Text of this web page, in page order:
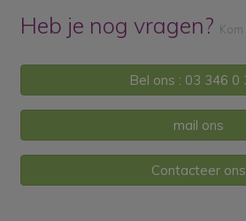
Heb je nog vragen?
Bel ons : 03 346 0
mail ons
Contacteer ons